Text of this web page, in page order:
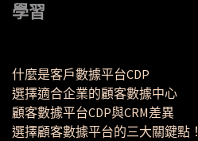
學習
什麼是客戶數據平台CDP
選擇適合企業的顧客數據中心
顧客數據平台CDP與CRM差異
選擇顧客數據平台的三大關鍵點！